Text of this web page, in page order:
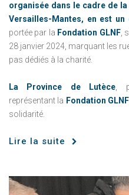
organisée dans le cadre de
Versailles-Mantes, en est un
portée par la Fondation GLNF,
28 janvier 2024, marquant les
pas dédiés à la charité.
La Province de Lutèce ,
représentant la Fondation GLNF
solidarité.
Lire la suite